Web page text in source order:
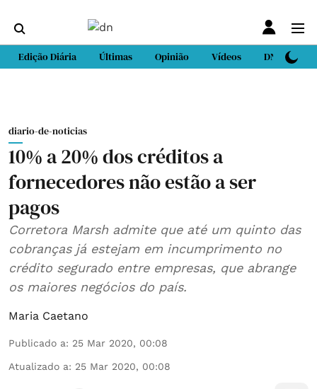
Edição Diária Últimas Opinião Vídeos DN Sport
diario-de-noticias
10% a 20% dos créditos a
fornecedores não estão a ser
pagos
Corretora Marsh admite que até um quinto das
cobranças já estejam em incumprimento no
crédito segurado entre empresas, que abrange
os maiores negócios do país.
Maria Caetano
Publicado a: 25 Mar 2020, 00:08
Atualizado a: 25 Mar 2020, 00:08